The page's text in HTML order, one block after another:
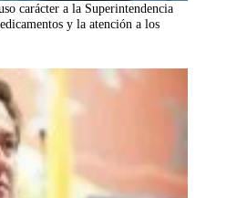
carácter a la Superintendencia
y la atención a los